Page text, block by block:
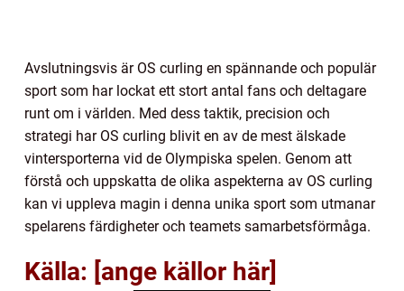
Avslutningsvis är OS curling en spännande och populär
sport som har lockat ett stort antal fans och deltagare
runt om i världen. Med dess taktik, precision och
strategi har OS curling blivit en av de mest älskade
vintersporterna vid de Olympiska spelen. Genom att
förstå och uppskatta de olika aspekterna av OS curling
kan vi uppleva magin i denna unika sport som utmanar
spelarens färdigheter och teamets samarbetsförmåga.
Källa: [ange källor här]